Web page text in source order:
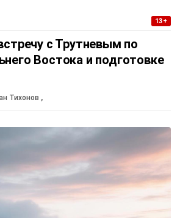
13+
с Трутневым по
Востока и подготовке
Тихонов ,